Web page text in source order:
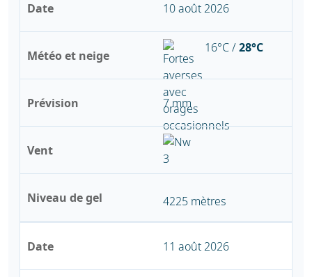
Date
Météo et neige
Prévision
Vent
Niveau de gel
10 août 2026
16°C /28°C
7 mm
4225 mètres
Date 11 août 2026